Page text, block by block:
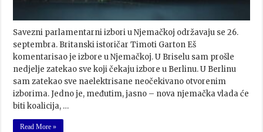
Savezni parlamentarni izbori u Njemačkoj održavaju se 26.
septembra. Britanski istoričar Timoti Garton Eš
komentarisao je izbore u Njemačkoj. U Briselu sam prošle
nedjelje zatekao sve koji čekaju izbore u Berlinu. U Berlinu
sam zatekao sve naelektrisane neočekivano otvorenim
izborima. Jedno je, međutim, jasno – nova njemačka vlada će
biti koalicija, …
Read More »